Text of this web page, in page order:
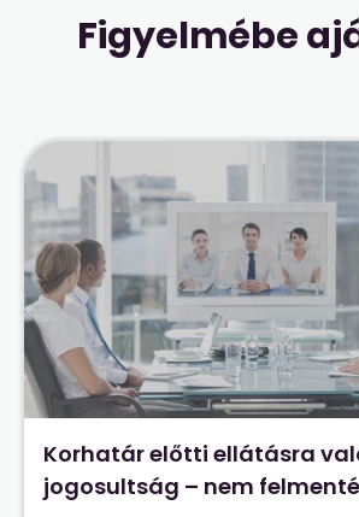
Figyelmébe
Korhatár előtti ellátásra
jogosultság – nem